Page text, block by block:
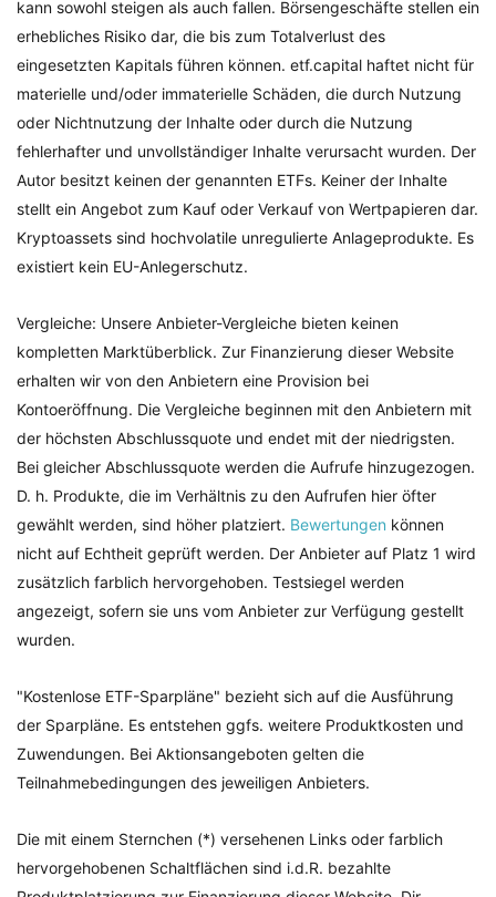
kann sowohl steigen als auch fallen. Börsengeschäfte stellen ein
erhebliches Risiko dar, die bis zum Totalverlust des
eingesetzten Kapitals führen können. etf.capital haftet nicht für
materielle und/oder immaterielle Schäden, die durch Nutzung
oder Nichtnutzung der Inhalte oder durch die Nutzung
fehlerhafter und unvollständiger Inhalte verursacht wurden. Der
Autor besitzt keinen der genannten ETFs. Keiner der Inhalte
stellt ein Angebot zum Kauf oder Verkauf von Wertpapieren dar.
Kryptoassets sind hochvolatile unregulierte Anlageprodukte. Es
existiert kein EU-Anlegerschutz.
Vergleiche: Unsere Anbieter-Vergleiche bieten keinen
kompletten Marktüberblick. Zur Finanzierung dieser Website
erhalten wir von den Anbietern eine Provision bei
Kontoeröffnung. Die Vergleiche beginnen mit den Anbietern mit
der höchsten Abschlussquote und endet mit der niedrigsten.
Bei gleicher Abschlussquote werden die Aufrufe hinzugezogen.
D. h. Produkte, die im Verhältnis zu den Aufrufen hier öfter
gewählt werden, sind höher platziert. Bewertungen können
nicht auf Echtheit geprüft werden. Der Anbieter auf Platz 1 wird
zusätzlich farblich hervorgehoben. Testsiegel werden
angezeigt, sofern sie uns vom Anbieter zur Verfügung gestellt
wurden.
"Kostenlose ETF-Sparpläne" bezieht sich auf die Ausführung
der Sparpläne. Es entstehen ggfs. weitere Produktkosten und
Zuwendungen. Bei Aktionsangeboten gelten die
Teilnahmebedingungen des jeweiligen Anbieters.
Die mit einem Sternchen (*) versehenen Links oder farblich
hervorgehobenen Schaltflächen sind i.d.R. bezahlte